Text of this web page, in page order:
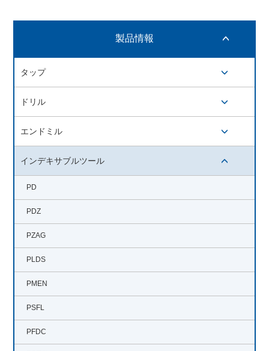
製品情報
タップ
ドリル
エンドミル
インデキサブルツール
PD
PDZ
PZAG
PLDS
PMEN
PSFL
PFDC